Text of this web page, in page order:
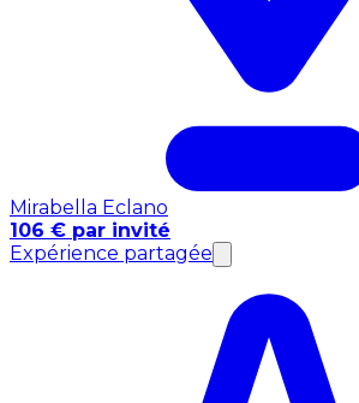
Mirabella Eclano
106 € par invité
Expérience partagée